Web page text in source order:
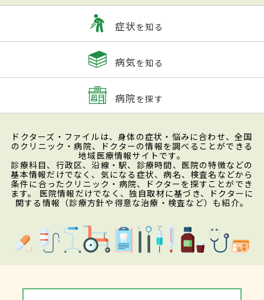
症状を知る
病気を知る
病院を探す
ドクターズ・ファイルは、身体の症状・悩みに合わせ、全国
のクリニック・病院、ドクターの情報を調べることができる
地域医療情報サイトです。
診療科目、行政区、沿線・駅、診療時間、医院の特徴などの
基本情報だけでなく、気になる症状、病名、検査名などから
条件に合ったクリニック・病院、ドクターを探すことができ
ます。 医院情報だけでなく、独自取材に基づき、ドクターに
関する情報（診療方針や得意な治療・検査など）も紹介。